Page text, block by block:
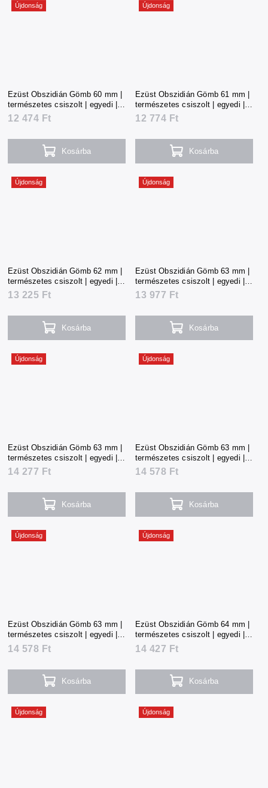
Újdonság
Ezüst Obszidián Gömb 60 mm |
természetes csiszolt | egyedi |
274 g | Mexikó
12 474 Ft
Kosárba
Újdonság
Ezüst Obszidián Gömb 61 mm |
természetes csiszolt | egyedi |
281 g | Mexikó
12 774 Ft
Kosárba
Újdonság
Ezüst Obszidián Gömb 62 mm |
természetes csiszolt | egyedi |
291 g | Mexikó
13 225 Ft
Kosárba
Újdonság
Ezüst Obszidián Gömb 63 mm |
természetes csiszolt | egyedi |
310 g | Mexikó
13 977 Ft
Kosárba
Újdonság
Ezüst Obszidián Gömb 63 mm |
természetes csiszolt | egyedi |
315 g | Mexikó
14 277 Ft
Kosárba
Újdonság
Ezüst Obszidián Gömb 63 mm |
természetes csiszolt | egyedi |
322 g | Mexikó
14 578 Ft
Kosárba
Újdonság
Ezüst Obszidián Gömb 63 mm |
természetes csiszolt | egyedi |
323 g | Mexikó
14 578 Ft
Kosárba
Újdonság
Ezüst Obszidián Gömb 64 mm |
természetes csiszolt | egyedi |
320 g | Mexikó
14 427 Ft
Kosárba
Újdonság Újdonság